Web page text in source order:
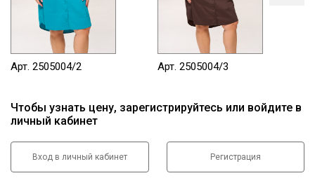
Арт. 2505004/2 Арт. 2505004/3
Чтобы узнать цену, зарегистрируйтесь или войдите в
личный кабинет
Вход в личный кабинет Регистрация